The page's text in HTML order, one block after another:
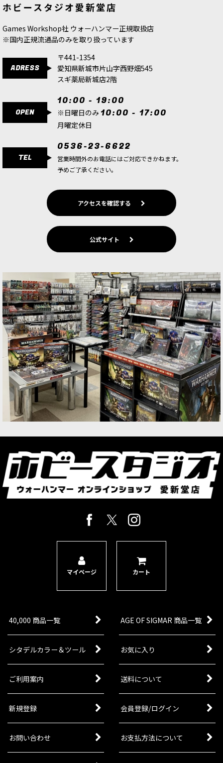
日本語版[ 74-09]
シュット：煉獄炉の軍団
ホビースタジオ愛新堂店
Games Workshop社 ウォーハンマー正規取扱店
※国内正規流通品のみを取り扱っています
ADRESS
〒441-1354
愛知県新城市片山字西野畑545
スギ薬局新城店2階
OPEN
10:00 - 19:00
※日曜日のみ 10:00 - 17:00
月曜定休日
TEL
0536-23-6622
営業時間外のお電話にはご対応できかねます。
予めご了承ください。
アクセスを確認する
公式サイト
マイページ カート
40,000 商品一覧 AGE OF SIGMAR 商品一覧
シタデルカラー＆ツール お気に入り
ご利用案内 送料について
新規登録 会員登録/ログイン
お問い合わせ お支払方法について